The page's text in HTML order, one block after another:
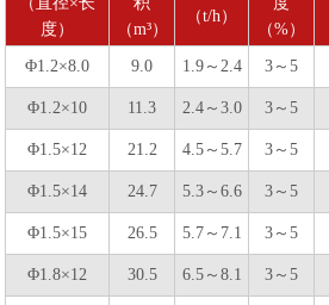
度）
（m³）
（t/h）
（%）
Φ1.2×8.0 9.0 1.9～2.4 3～5
Φ1.2×10 11.3 2.4～3.0 3～5
Φ1.5×12 21.2 4.5～5.7 3～5
Φ1.5×14 24.7 5.3～6.6 3～5
Φ1.5×15 26.5 5.7～7.1 3～5
Φ1.8×12 30.5 6.5～8.1 3～5